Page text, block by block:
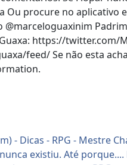
procure no aplicativo
https://twitter.com/
feed/ Se não esta